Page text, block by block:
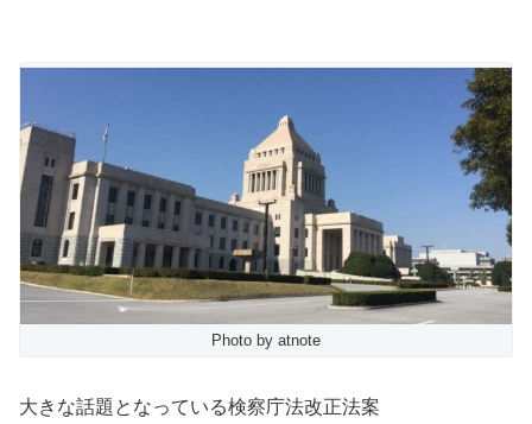
Photo by atnote
大きな話題となっている検察庁法改正法案